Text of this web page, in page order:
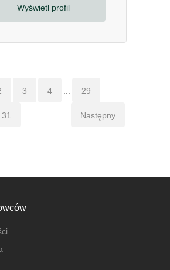
Wyświetl profil
3 4 29
31 Następny